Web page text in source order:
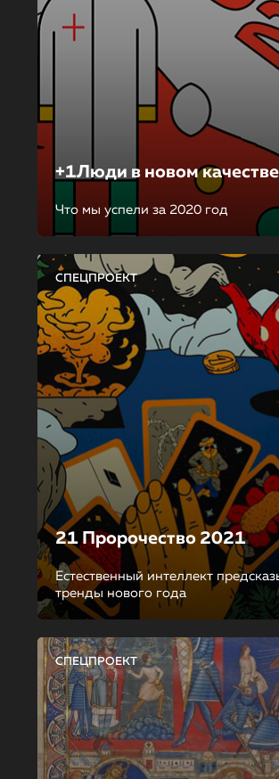
+1Люди в новом качестве
Что мы успели за 2020 год
СПЕЦПРОЕКТ
21 Пророчество 2021
Естественный интеллект
тренды нового года
СПЕЦПРОЕКТ